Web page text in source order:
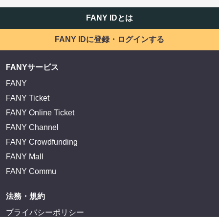
FANY IDとは
FANY IDに登録・ログインする
FANYサービス
FANY
FANY Ticket
FANY Online Ticket
FANY Channel
FANY Crowdfunding
FANY Mall
FANY Commu
法務・規約
プライバシーポリシー